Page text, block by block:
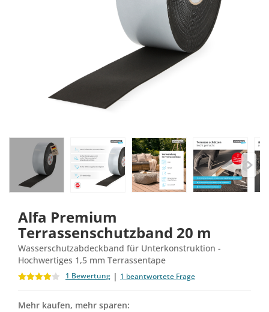
Alfa Premium
Terrassenschutzband 20 m
Wasserschutzabdeckband für Unterkonstruktion -
Hochwertiges 1,5 mm Terrassentape
1 Bewertung | 1 beantwortete Frage
Mehr kaufen, mehr sparen: